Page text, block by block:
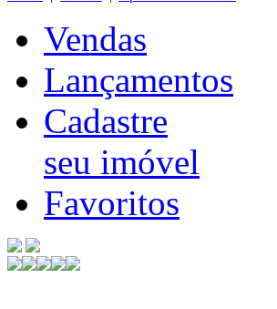
Vendas
Lançamentos
Cadastre
seu imóvel
Favoritos